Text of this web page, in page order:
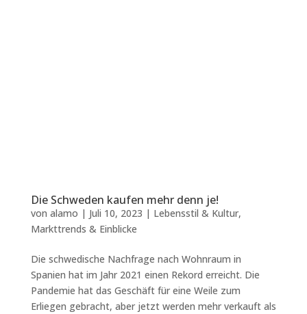
Die Schweden kaufen mehr denn je!
von alamo | Juli 10, 2023 | Lebensstil & Kultur,
Markttrends & Einblicke
Die schwedische Nachfrage nach Wohnraum in
Spanien hat im Jahr 2021 einen Rekord erreicht. Die
Pandemie hat das Geschäft für eine Weile zum
Erliegen gebracht, aber jetzt werden mehr verkauft als